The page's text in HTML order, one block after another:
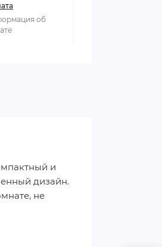
об
и
дизайн.
не